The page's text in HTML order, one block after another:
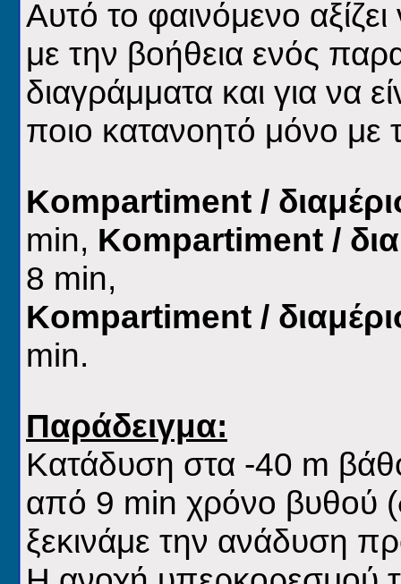
Αυτό το φαινόμενο
με την βοήθεια ενός
διαγράμματα και για να
ποιο κατανοητό μόνο με
Kompartiment /
min, Kompartiment /
8 min,
Kompartiment /
min.
Παράδειγμα:
Κατάδυση στα -40 m
από 9 min χρόνο βυθού (
ξεκινάμε την ανάδυση